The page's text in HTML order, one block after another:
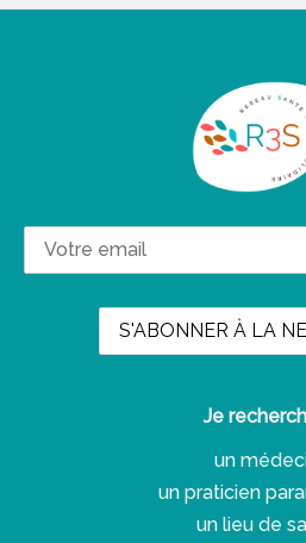
Je
un
un praticien
un lieu de